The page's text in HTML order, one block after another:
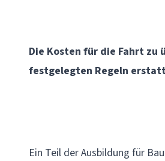
Die Kosten für die Fahrt
festgelegten Regeln
Ein Teil der Ausbildung für